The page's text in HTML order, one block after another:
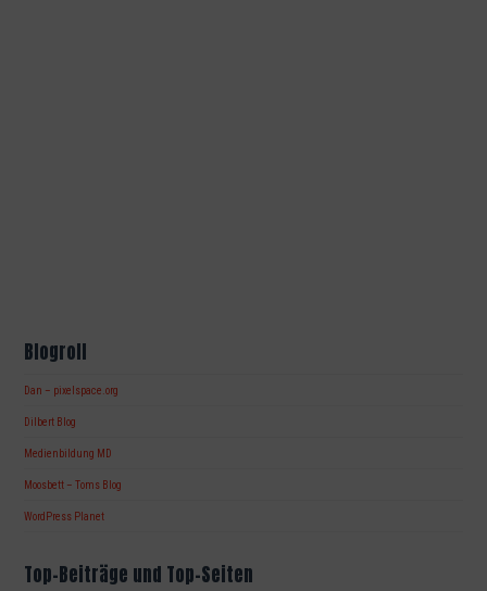
Blogroll
Dan – pixelspace.org
Dilbert Blog
Medienbildung MD
Moosbett – Toms Blog
WordPress Planet
Top-Beiträge und Top-Seiten